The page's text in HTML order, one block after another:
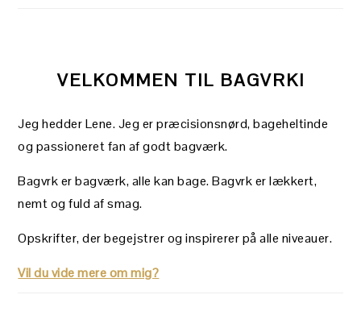
VELKOMMEN TIL BAGVRK!
Jeg hedder Lene. Jeg er præcisionsnørd, bageheltinde
og passioneret fan af godt bagværk.
Bagvrk er bagværk, alle kan bage. Bagvrk er lækkert,
nemt og fuld af smag.
Opskrifter, der begejstrer og inspirerer på alle niveauer.
Vil du vide mere om mig?